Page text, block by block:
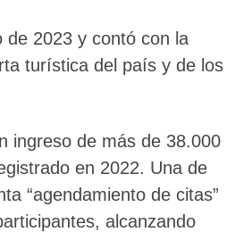
de 2023 y contó con la
turística del país y de los
ingreso de más de 38.000
en 2022. Una de
“agendamiento de citas”
alcanzando